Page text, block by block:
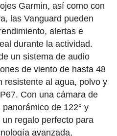
Garmin, así como con
las Vanguard pueden
alertas e
durante la actividad.
un sistema de audio
de viento de hasta 48
resistente al agua, polvo y
Con una cámara de
de 122° y
regalo perfecto para
avanzada,